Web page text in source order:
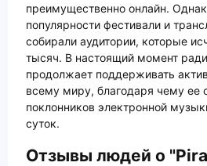
преимущественно онлайн.
популярности фестивали и
собирали аудитории, которые
тысяч. В настоящий момент
продолжает поддерживать
всему миру, благодаря чему ее
поклонников электронной
суток.
Отзывы людей о